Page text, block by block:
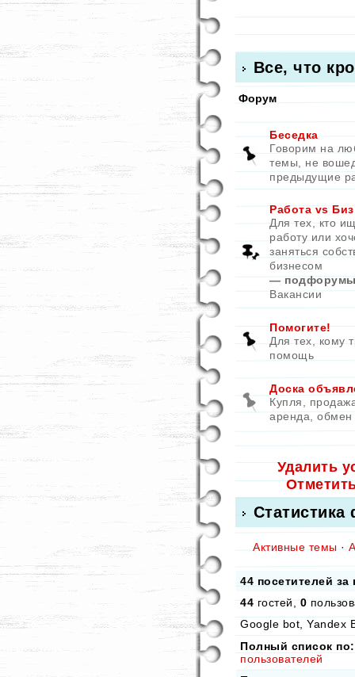
Все, что
Форум
Беседка
Говорим на
темы, не
предыдущие
Работа vs
Для тех, кто
работу или
заняться
бизнесом
—
Вакансии
Помогите!
Для тех, кому
помощь
Доска
Купля,
аренда, обмен
Удалить
Активные темы ·
44 посетителей
44 гостей, 0
Google bot, Yandex
Полный список по:
пользователей